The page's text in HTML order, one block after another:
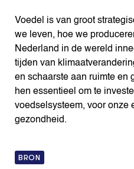
Voedel is van groot
we leven, hoe we
Nederland in de wereld
tijden van
en schaarste aan ruimte en
hen essentieel om te
voedselsysteem, voor onze
gezondheid.
BRON